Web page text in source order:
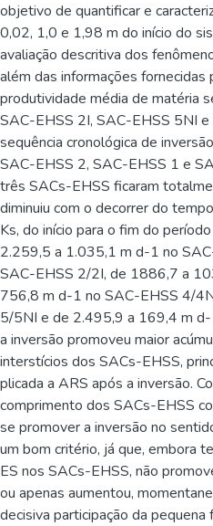
objetivo de quantificar e
0,02, 1,0 e 1,98 m do início do
avaliação descritiva dos
além das informações
produtividade média de matéria
SAC-EHSS 2I, SAC-EHSS 5NI
sequência cronológica de
SAC-EHSS 2, SAC-EHSS 1 e
três SACs-EHSS ficaram
diminuiu com o decorrer do
Ks, do início para o fim do
2.259,5 a 1.035,1 m d-1 no
SAC-EHSS 2/2I, de 1886,7 a
756,8 m d-1 no SAC-EHSS 4/
5/5NI e de 2.495,9 a 169,4 m
a inversão promoveu maior
interstícios dos SACs-EHSS,
plicada a ARS após a inversão.
comprimento dos SACs-EHSS
se promover a inversão no
um bom critério, já que, embora
ES nos SACs-EHSS, não
ou apenas aumentou,
decisiva participação da